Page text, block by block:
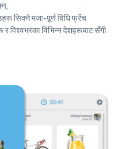
सिक्ने मजा-पूर्ण विधि फ्रेंच
विश्वभरका विभिन्न देशहरूबाट सँगी